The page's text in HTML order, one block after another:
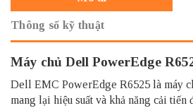
Thông số kỹ thuật
Máy chủ Dell PowerEdge
Dell EMC PowerEdge R6525 là máy
mang lại hiệu suất và khả năng cải